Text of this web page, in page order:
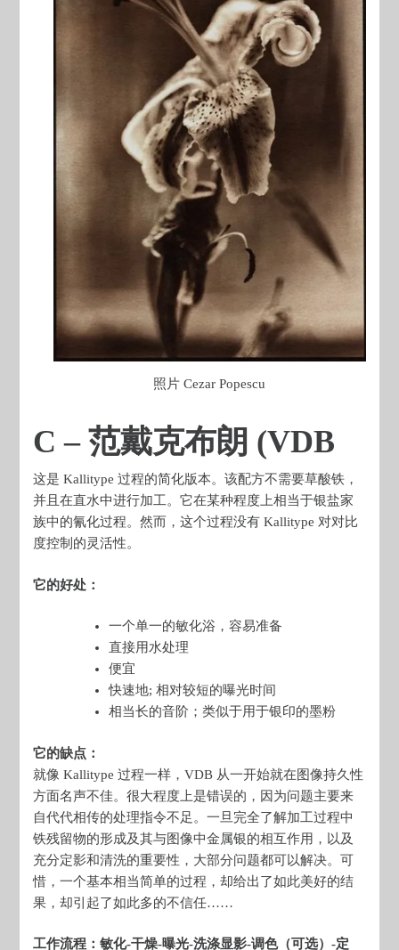
照片 Cezar Popescu
C – 范戴克布朗 (VDB
这是 Kallitype 过程的简化版本。该配方不需要草酸铁，
并且在直水中进行加工。它在某种程度上相当于银盐家
族中的氰化过程。然而，这个过程没有 Kallitype 对对比
度控制的灵活性。
它的好处：
一个单一的敏化浴，容易准备
直接用水处理
便宜
快速地; 相对较短的曝光时间
相当长的音阶；类似于用于银印的墨粉
它的缺点：
就像 Kallitype 过程一样，VDB 从一开始就在图像持久性
方面名声不佳。很大程度上是错误的，因为问题主要来
自代代相传的处理指令不足。一旦完全了解加工过程中
铁残留物的形成及其与图像中金属银的相互作用，以及
充分定影和清洗的重要性，大部分问题都可以解决。可
惜，一个基本相当简单的过程，却给出了如此美好的结
果，却引起了如此多的不信任……
工作流程：敏化-干燥-曝光-洗涤显影-调色（可选）-定